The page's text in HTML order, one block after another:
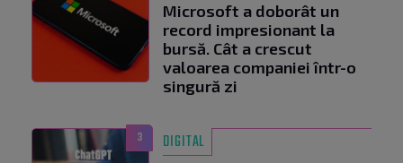
Microsoft a doborât un
record impresionant la
bursă. Cât a crescut
valoarea companiei într-o
singură zi
3 DIGITAL